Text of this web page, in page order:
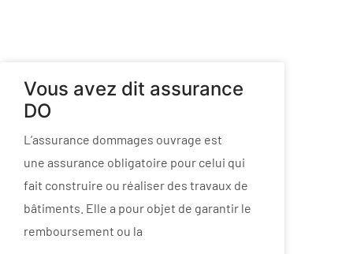
Vous avez dit assurance
DO
L’assurance dommages ouvrage est
une assurance obligatoire pour celui qui
fait construire ou réaliser des travaux de
bâtiments. Elle a pour objet de garantir le
remboursement ou la